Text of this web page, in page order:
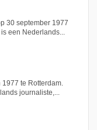
30 september 1977
een Nederlands...
te Rotterdam.
journaliste,...